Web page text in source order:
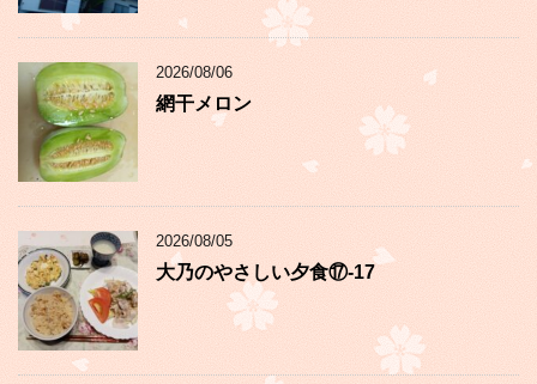
2026/08/06
網干メロン
2026/08/05
大乃のやさしい夕食⑰-17